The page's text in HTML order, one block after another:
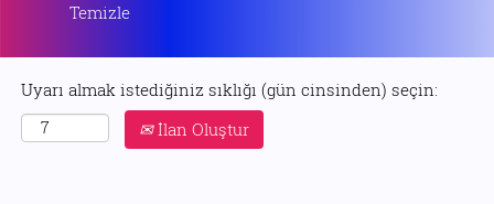
Temizle
Uyarı almak istediğiniz sıklığı (gün cinsinden) seçin:
İlan Oluştur